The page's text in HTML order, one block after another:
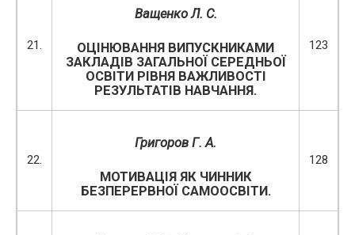
21.
Ващенко Л. С.
ОЦІНЮВАННЯ ВИПУСКНИКАМИ
ЗАКЛАДІВ ЗАГАЛЬНОЇ СЕРЕДНЬОЇ
ОСВІТИ РІВНЯ ВАЖЛИВОСТІ
РЕЗУЛЬТАТІВ НАВЧАННЯ.
123
22.
Григоров Г. А.
МОТИВАЦІЯ ЯК ЧИННИК
БЕЗПЕРЕРВНОЇ САМООСВІТИ.
128